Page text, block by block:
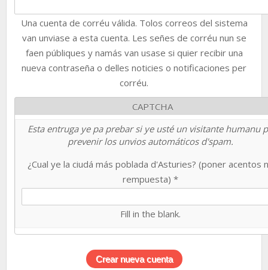
Una cuenta de corréu válida. Tolos correos del sistema
van unviase a esta cuenta. Les señes de corréu nun se
faen públiques y namás van usase si quier recibir una
nueva contraseña o delles noticies o notificaciones per
corréu.
CAPTCHA
Esta entruga ye pa prebar si ye usté un visitante humanu
prevenir los unvios automáticos d'spam.
¿Cual ye la ciudá más poblada d'Asturies? (poner acentos
rempuesta) *
Fill in the blank.